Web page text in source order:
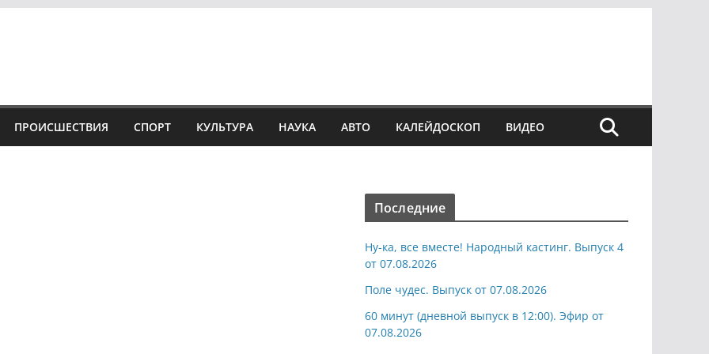
ПРОИСШЕСТВИЯ СПОРТ КУЛЬТУРА НАУКА АВТО КАЛЕЙДОСКОП ВИДЕО
Последние
Ну-ка, все вместе! Народный кастинг. Выпуск 4
от 07.08.2026
Поле чудес. Выпуск от 07.08.2026
60 минут (дневной выпуск в 12:00). Эфир от
07.08.2026